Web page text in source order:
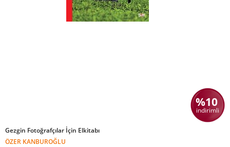
%10
indirimli
Gezgin Fotoğrafçılar İçin Elkitabı
ÖZER KANBUROĞLU